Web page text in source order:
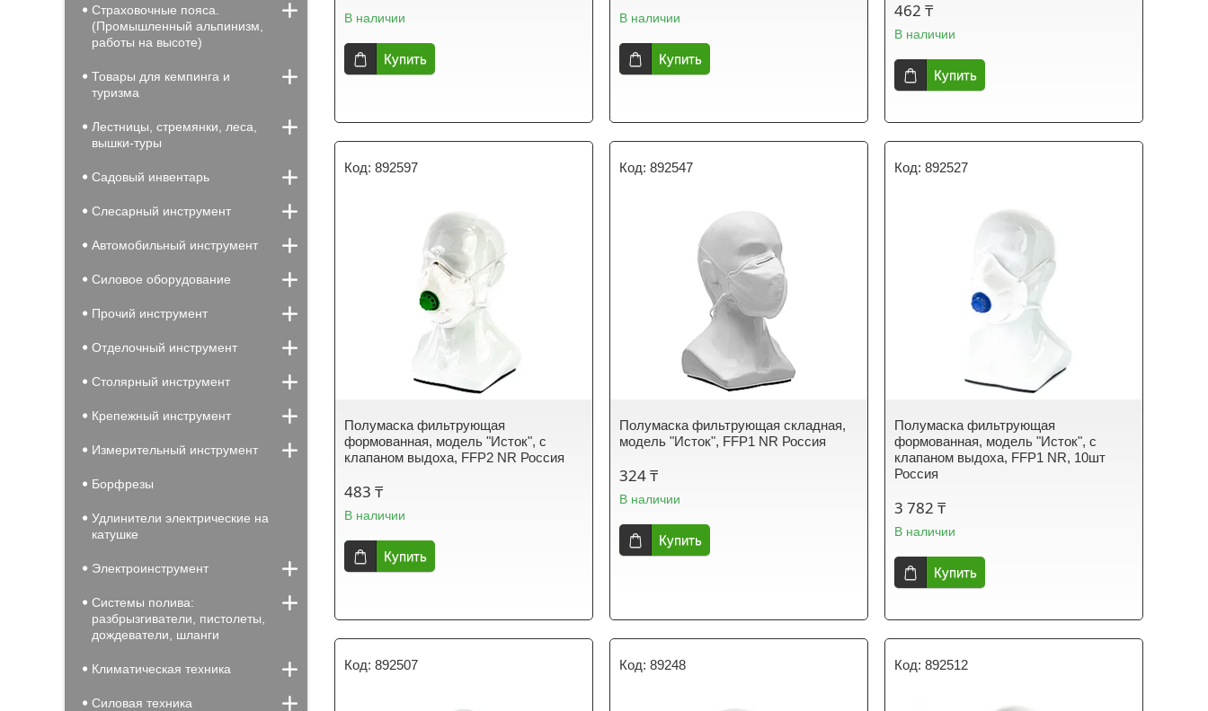
В наличии
Купить
В наличии
Купить
462 ₸
В наличии
Купить
892597
Полумаска фильтрующая
формованная, модель "Исток", с
клапаном выдоха, FFP2 NR Россия
483 ₸
В наличии
Купить
892547
Полумаска фильтрующая складная,
модель "Исток", FFP1 NR Россия
324 ₸
В наличии
Купить
892527
Полумаска фильтрующая
формованная, модель "Исток", с
клапаном выдоха, FFP1 NR, 10шт
Россия
3 782 ₸
В наличии
Купить
892507 89248 892512
Страховочные пояса.
(Промышленный альпинизм,
работы на высоте)
Товары для кемпинга и
туризма
Лестницы, стремянки, леса,
вышки-туры
Садовый инвентарь
Слесарный инструмент
Автомобильный инструмент
Силовое оборудование
Прочий инструмент
Отделочный инструмент
Столярный инструмент
Крепежный инструмент
Измерительный инструмент
Борфрезы
Удлинители электрические на
катушке
Электроинструмент
Системы полива:
разбрызгиватели, пистолеты,
дождеватели, шланги
Климатическая техника
Силовая техника